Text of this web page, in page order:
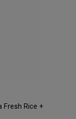
Fresh Rice +